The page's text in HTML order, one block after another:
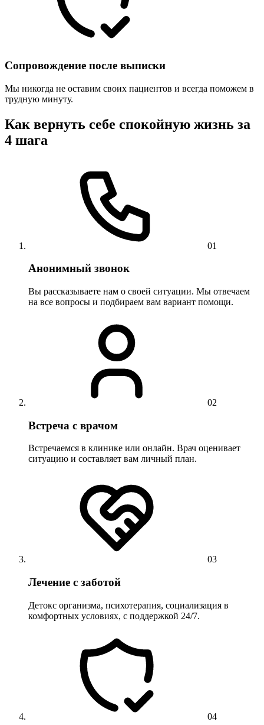
Сопровождение после выписки
Мы никогда не оставим своих пациентов и всегда поможем в
трудную минуту.
Как вернуть себе спокойную жизнь за
4 шага
01
Анонимный звонок
Вы рассказываете нам о своей ситуации. Мы отвечаем
на все вопросы и подбираем вам вариант помощи.
02
Встреча с врачом
Встречаемся в клинике или онлайн. Врач оценивает
ситуацию и составляет вам личный план.
03
Лечение с заботой
Детокс организма, психотерапия, социализация в
комфортных условиях, с поддержкой 24/7.
04